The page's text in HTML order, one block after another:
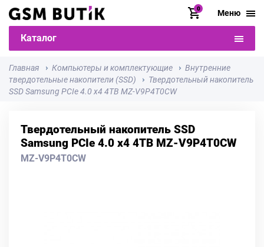
0 Меню
Каталог
Главная Компьютеры и комплектующие
Внутренние
твердотельные накопители (SSD)
Твердотельный накопитель
SSD Samsung PCIe 4.0 x4 4TB MZ-V9P4T0CW
Твердотельный накопитель SSD
Samsung PCIe 4.0 x4 4TB MZ-V9P4T0CW
MZ-V9P4T0CW